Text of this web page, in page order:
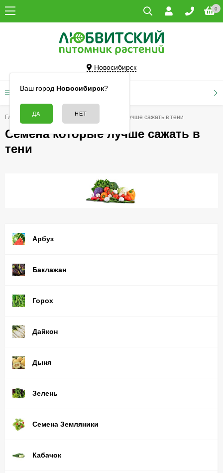
0
Новосибирск
Ваш город Новосибирск?
КАТАЛОГ ТОВАРОВ
Главная Семена которые лучше сажать в тени
Семена которые лучше сажать в
тени
Арбуз
Баклажан
Горох
Дайкон
Дыня
Зелень
Семена Земляники
Кабачок